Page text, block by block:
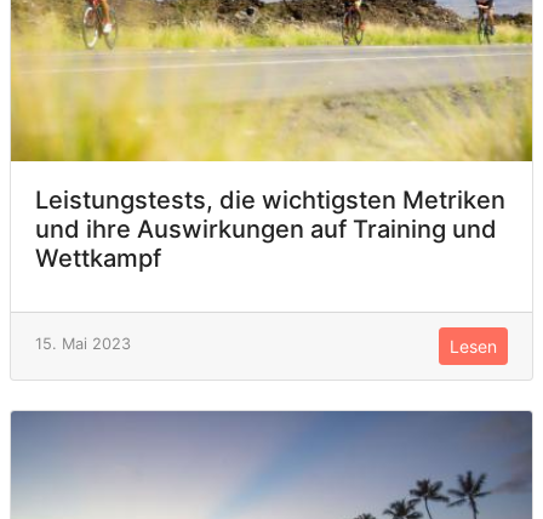
Leistungstests, die wichtigsten Metriken
und ihre Auswirkungen auf Training und
Wettkampf
15. Mai 2023 Lesen